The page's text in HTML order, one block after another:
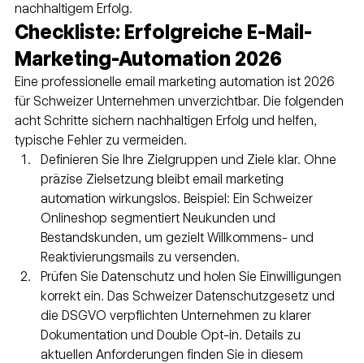
nachhaltigem Erfolg.
Checkliste: Erfolgreiche E-Mail-
Marketing-Automation 2026
Eine professionelle email marketing automation ist 2026
für Schweizer Unternehmen unverzichtbar. Die folgenden
acht Schritte sichern nachhaltigen Erfolg und helfen,
typische Fehler zu vermeiden.
Definieren Sie Ihre Zielgruppen und Ziele klar. Ohne
präzise Zielsetzung bleibt email marketing
automation wirkungslos. Beispiel: Ein Schweizer
Onlineshop segmentiert Neukunden und
Bestandskunden, um gezielt Willkommens- und
Reaktivierungsmails zu versenden.
Prüfen Sie Datenschutz und holen Sie Einwilligungen
korrekt ein. Das Schweizer Datenschutzgesetz und
die DSGVO verpflichten Unternehmen zu klarer
Dokumentation und Double Opt-in. Details zu
aktuellen Anforderungen finden Sie in diesem